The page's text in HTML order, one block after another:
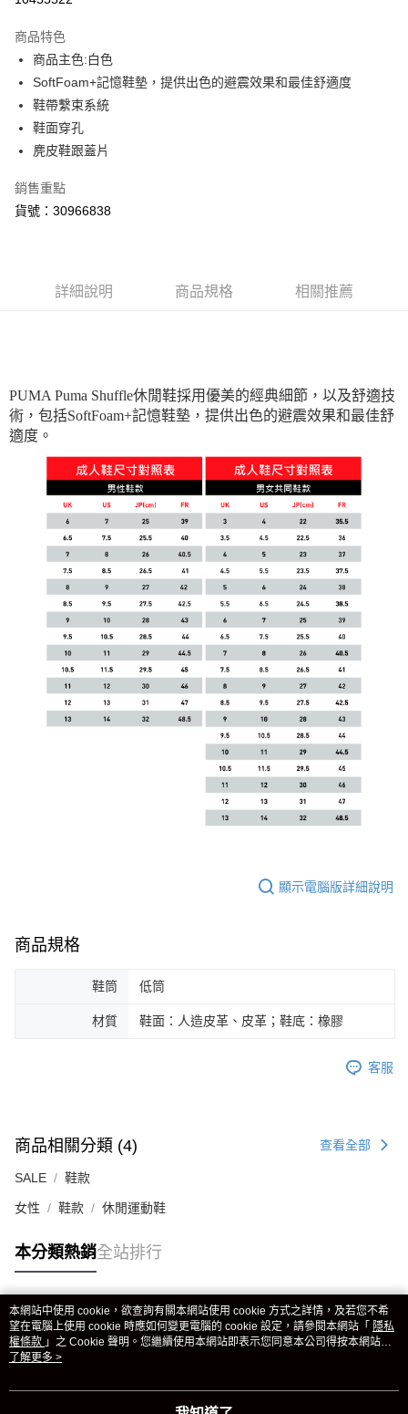
街口支付
悠遊付
Google Pay
宅配(離島恕不配送)
每筆NT$150，滿NT$1,800(含以上)免運費
商品特色
商品主色:白色
SoftFoam+記憶鞋墊，提供出色的避震效果和最佳舒適度
鞋帶繫束系統
鞋面穿孔
麂皮鞋跟蓋片
銷售重點
貨號：30966838
詳細說明 商品規格 相關推薦
PUMA Puma Shuffle休閒鞋採用優美的經典細節，以及舒適技
術，包括SoftFoam+記憶鞋墊，提供出色的避震效果和最佳舒
適度。
顯示電腦版詳細說明
商品規格
鞋筒 低筒
材質 鞋面：人造皮革、皮革；鞋底：橡膠
客服
商品相關分類 (4) 查看全部
SALE 鞋款
女性 鞋款 休閒運動鞋
本分類熱銷全站排行
熱門標籤
本網站中使用 cookie，欲查詢有關本網站使用 cookie 方式之詳情，及若您不希
望在電腦上使用 cookie 時應如何變更電腦的 cookie 設定，請參閱本網站「 隱私
權條款 」之 Cookie 聲明。您繼續使用本網站即表示您同意本公司得按本網站使
用條款之 Cookie 聲明使用 cookie。
了解更多 >